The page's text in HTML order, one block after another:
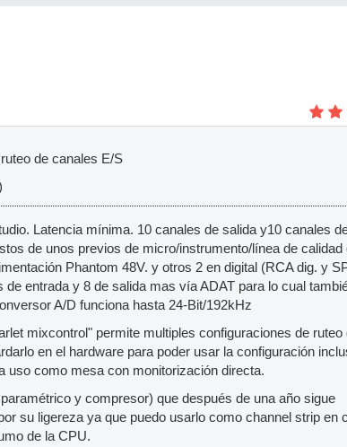
de canales E/S
Latencia mínima. 10 canales de salida y10 canales
de unos previos de micro/instrumento/línea de calidad
Phantom 48V. y otros 2 en digital (RCA dig. y
de entrada y 8 de salida mas vía ADAT para lo cual
A/D funciona hasta 24-Bit/192kHz
mixcontrol" permite multiples configuraciones de ruteo
en el hardware para poder usar la configuración
uso como mesa con monitorización directa.
y compresor) que después de una año sigue
su ligereza ya que puedo usarlo como channel strip en
de la CPU.